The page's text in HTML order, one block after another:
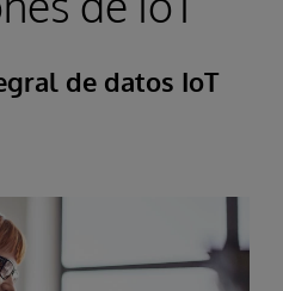
de datos IoT